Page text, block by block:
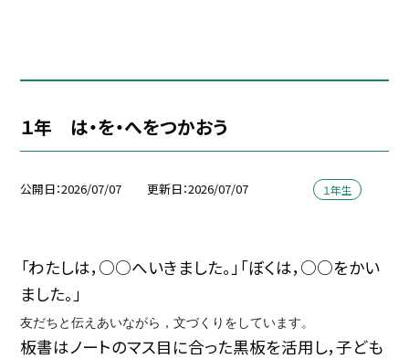
１年 は・を・へをつかおう
公開日 2026/07/07 更新日 2026/07/07 １年生
「わたしは，○○へいきました。」「ぼくは，○○をかい
ました。」
友だちと伝えあいながら，文づくりをしています。
板書はノートのマス目に合った黒板を活用し，子ども